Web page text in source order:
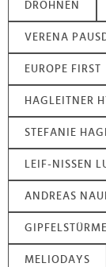
DROHNEN
VERENA
EUROPE FIRST
HAGLEITNER
STEFANIE
LEIF-NISSEN
ANDREAS
MELIODAYS